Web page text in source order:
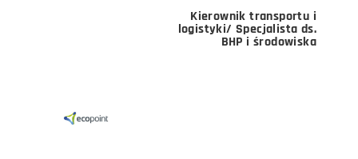
Kierownik transportu i
logistyki/ Specjalista ds.
BHP i środowiska